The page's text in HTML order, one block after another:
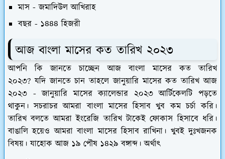
মাস - জমাদিউল আখিরাহ
বছর - ১৪৪৪ হিজরী
আজ বাংলা মাসের কত তারিখ ২০২৩
আপনি কি জানতে চাচ্ছেন আজ বাংলা মাসের কত তারিখ
২০২৩? যদি জানতে চান তাহলে জানুয়ারি মাসের কত তারিখ আজ
২০২৩ - জানুয়ারি মাসের ক্যালেন্ডার ২০২৩ আর্টিকেলটি পড়তে
থাকুন। সচরাচর আমরা বাংলা মাসের হিসাব খুব কম চর্চা করি।
তারিখ বলতে আমরা ইংরেজি তারিখ টাকেই ফোকাস হিসাবে ধরি।
বাঙালি হয়েও আমরা বাংলা মাসের হিসাব রাখিনা। খুবই দুঃখজনক
বিষয়। যাহোক আজ ১৯ পৌষ ১৪২৯ বঙ্গাব্দ। অর্থাৎ